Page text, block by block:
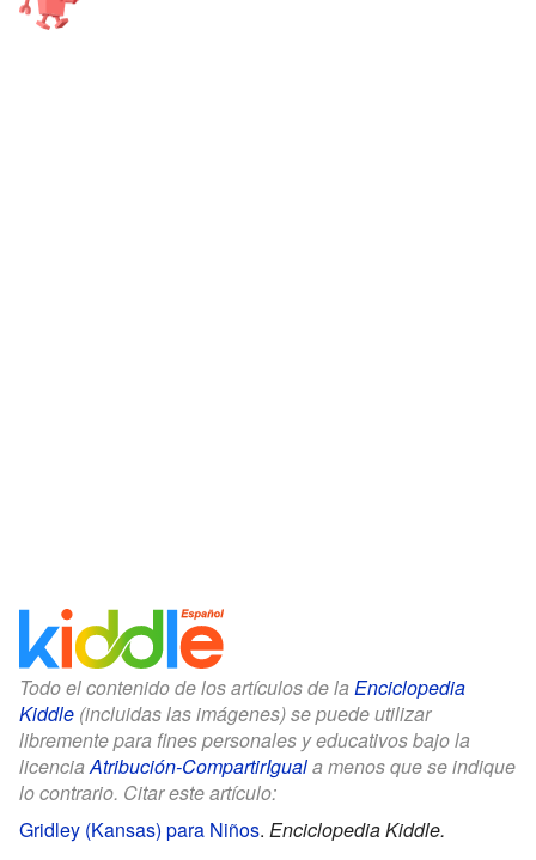
Todo el contenido de los artículos de la Enciclopedia
Kiddle (incluidas las imágenes) se puede utilizar
libremente para fines personales y educativos bajo la
licenciaAtribución-CompartirIguala menos que se indique
lo contrario. Citar este artículo:
Gridley (Kansas) para Niños. Enciclopedia Kiddle.